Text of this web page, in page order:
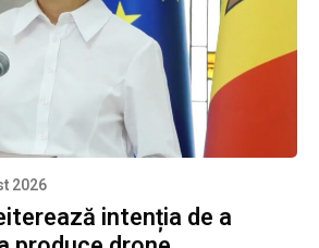
2026
intenția de a